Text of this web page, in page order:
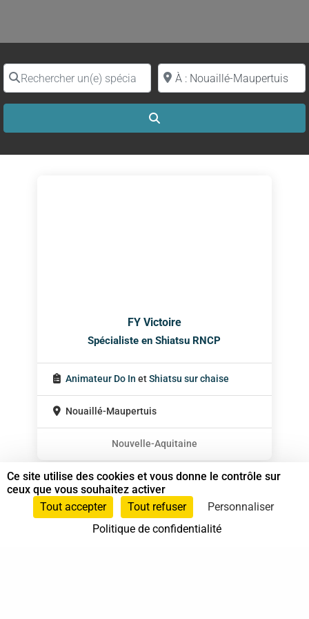
Rechercher un(e) spécialiste par nomProche de (ville ou région)
FY Victoire
Spécialiste en Shiatsu RNCP
Animateur Do In etShiatsu sur chaise
Nouaillé-Maupertuis
Nouvelle-Aquitaine
Ce site utilise des cookies et vous donne le contrôle sur
ceux que vous souhaitez activer
Tout accepter
Tout refuser
Personnaliser
Politique de confidentialité